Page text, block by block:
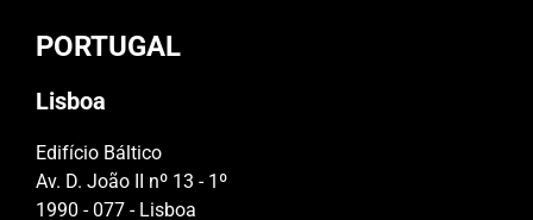
PORTUGAL
Lisboa
Edifício Báltico
Av. D. João II nº 13 - 1º
1990 - 077 - Lisboa